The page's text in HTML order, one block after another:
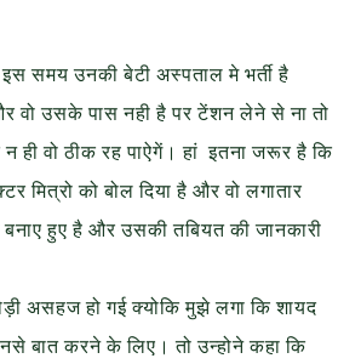
इस समय उनकी बेटी अस्पताल मे भर्ती है
वो उसके पास नही है पर टेंशन लेने से ना तो
न ही वो ठीक रह पाऐगें। हां इतना जरूर है कि
मित्रो को बोल दिया है और वो लगातार
हुए है और उसकी तबियत की जानकारी
असहज हो गई क्योकि मुझे लगा कि शायद
बात करने के लिए। तो उन्होने कहा कि